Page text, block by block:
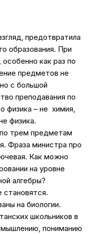
предотвратила
образования. При
как раз по
предметов не
с большой
преподавания по
физика – не химия,
физика.
по трем предметам
Фраза министра про
Как можно
на уровне
алгебры?
на биологии.
школьников в
мышлению, пониманию